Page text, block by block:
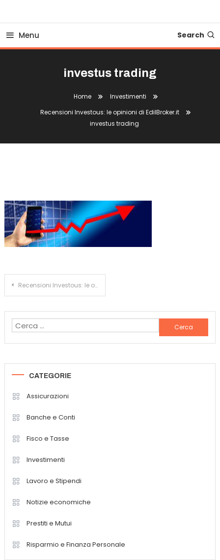
Menu Search
investus trading
Home
Investimenti
Recensioni Investous: le opinioni di EdilBroker.it
investus trading
Navigazione
Recensioni Investous: le opinioni di EdilBroker.it
Ricerca
per:
CATEGORIE
Assicurazioni
Banche e Conti
Fisco e Tasse
Investimenti
Lavoro e Stipendi
Notizie economiche
Prestiti e Mutui
Risparmio e Finanza Personale